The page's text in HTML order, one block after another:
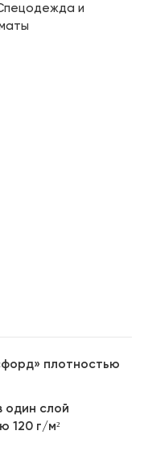
плотностью
один слой
120 г/м²